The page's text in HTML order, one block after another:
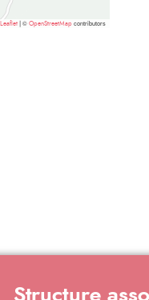
Leaflet © OpenStreetMap contributors
Structure